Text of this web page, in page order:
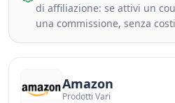
di affiliazione: se attivi un
una commissione, senza
Amazon
Prodotti Vari